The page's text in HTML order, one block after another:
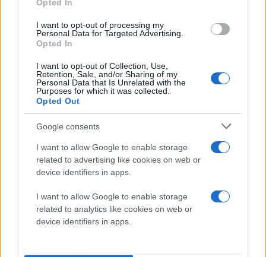
Opted In
I want to opt-out of processing my
Personal Data for Targeted Advertising.
Opted In
I want to opt-out of Collection, Use,
Retention, Sale, and/or Sharing of my
Personal Data that Is Unrelated with the
Purposes for which it was collected.
Opted Out
Google consents
I want to allow Google to enable storage
related to advertising like cookies on web or
device identifiers in apps.
I want to allow Google to enable storage
related to analytics like cookies on web or
device identifiers in apps.
Πέρα από το MacBook Pro, η Apple εργάζεται και σε
ένα νέο entry-level MacBook. Το μοντέλο αυτό
αναμένεται να βασιστεί στο chipset Apple A18 Pro, το
ίδιο που θα χρησιμοποιείται στη σειρά iPhone 16 Pro,
και να διατεθεί σε τιμή γύρω στα 700 δολάρια.
Ωστόσο, η πρώτη αυτή γενιά δεν θα υποστηρίζει
οθόνη αφής.
Ενδιαφέρον έχει και η πληροφορία ότι η Apple
εξετάζει το ενδεχόμενο να μην περιορίσει την οθόνη
αφής αποκλειστικά στα Pro μοντέλα, όπως έκανε στο
αναφέρει ότι η δεύτερη γενιά του οικονομικού
MacBook, η οποία τοποθετείται χρονικά στο 2027,